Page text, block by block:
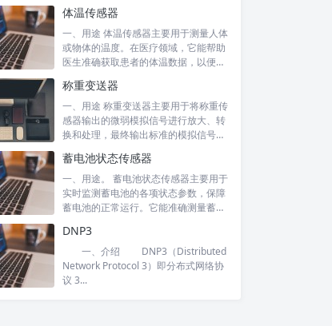
体温传感器
一、用途 体温传感器主要用于测量人体
或物体的温度。在医疗领域，它能帮助
医生准确获取患者的体温数据，以便诊
称重变送器
一、用途 称重变送器主要用于将称重传
感器输出的微弱模拟信号进行放大、转
换和处理，最终输出标准的模拟信号
蓄电池状态传感器
一、用途。 蓄电池状态传感器主要用于
实时监测蓄电池的各项状态参数，保障
蓄电池的正常运行。它能准确测量蓄电
DNP3
一、介绍 DNP3（Distributed
Network Protocol 3）即分布式网络协
议 3...